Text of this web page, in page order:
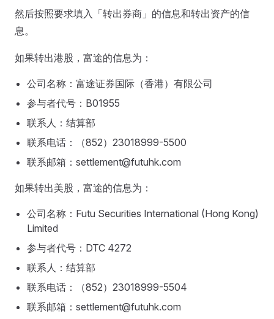
然后按照要求填入「转出券商」的信息和转出资产的信
息。
如果转出港股，富途的信息为：
公司名称：富途证券国际（香港）有限公司
参与者代号：B01955
联系人：结算部
联系电话：（852）23018999-5500
联系邮箱： settlement@futuhk.com
如果转出美股，富途的信息为：
公司名称：Futu Securities International (Hong Kong)
Limited
参与者代号：DTC 4272
联系人：结算部
联系电话：（852）23018999-5504
联系邮箱： settlement@futuhk.com